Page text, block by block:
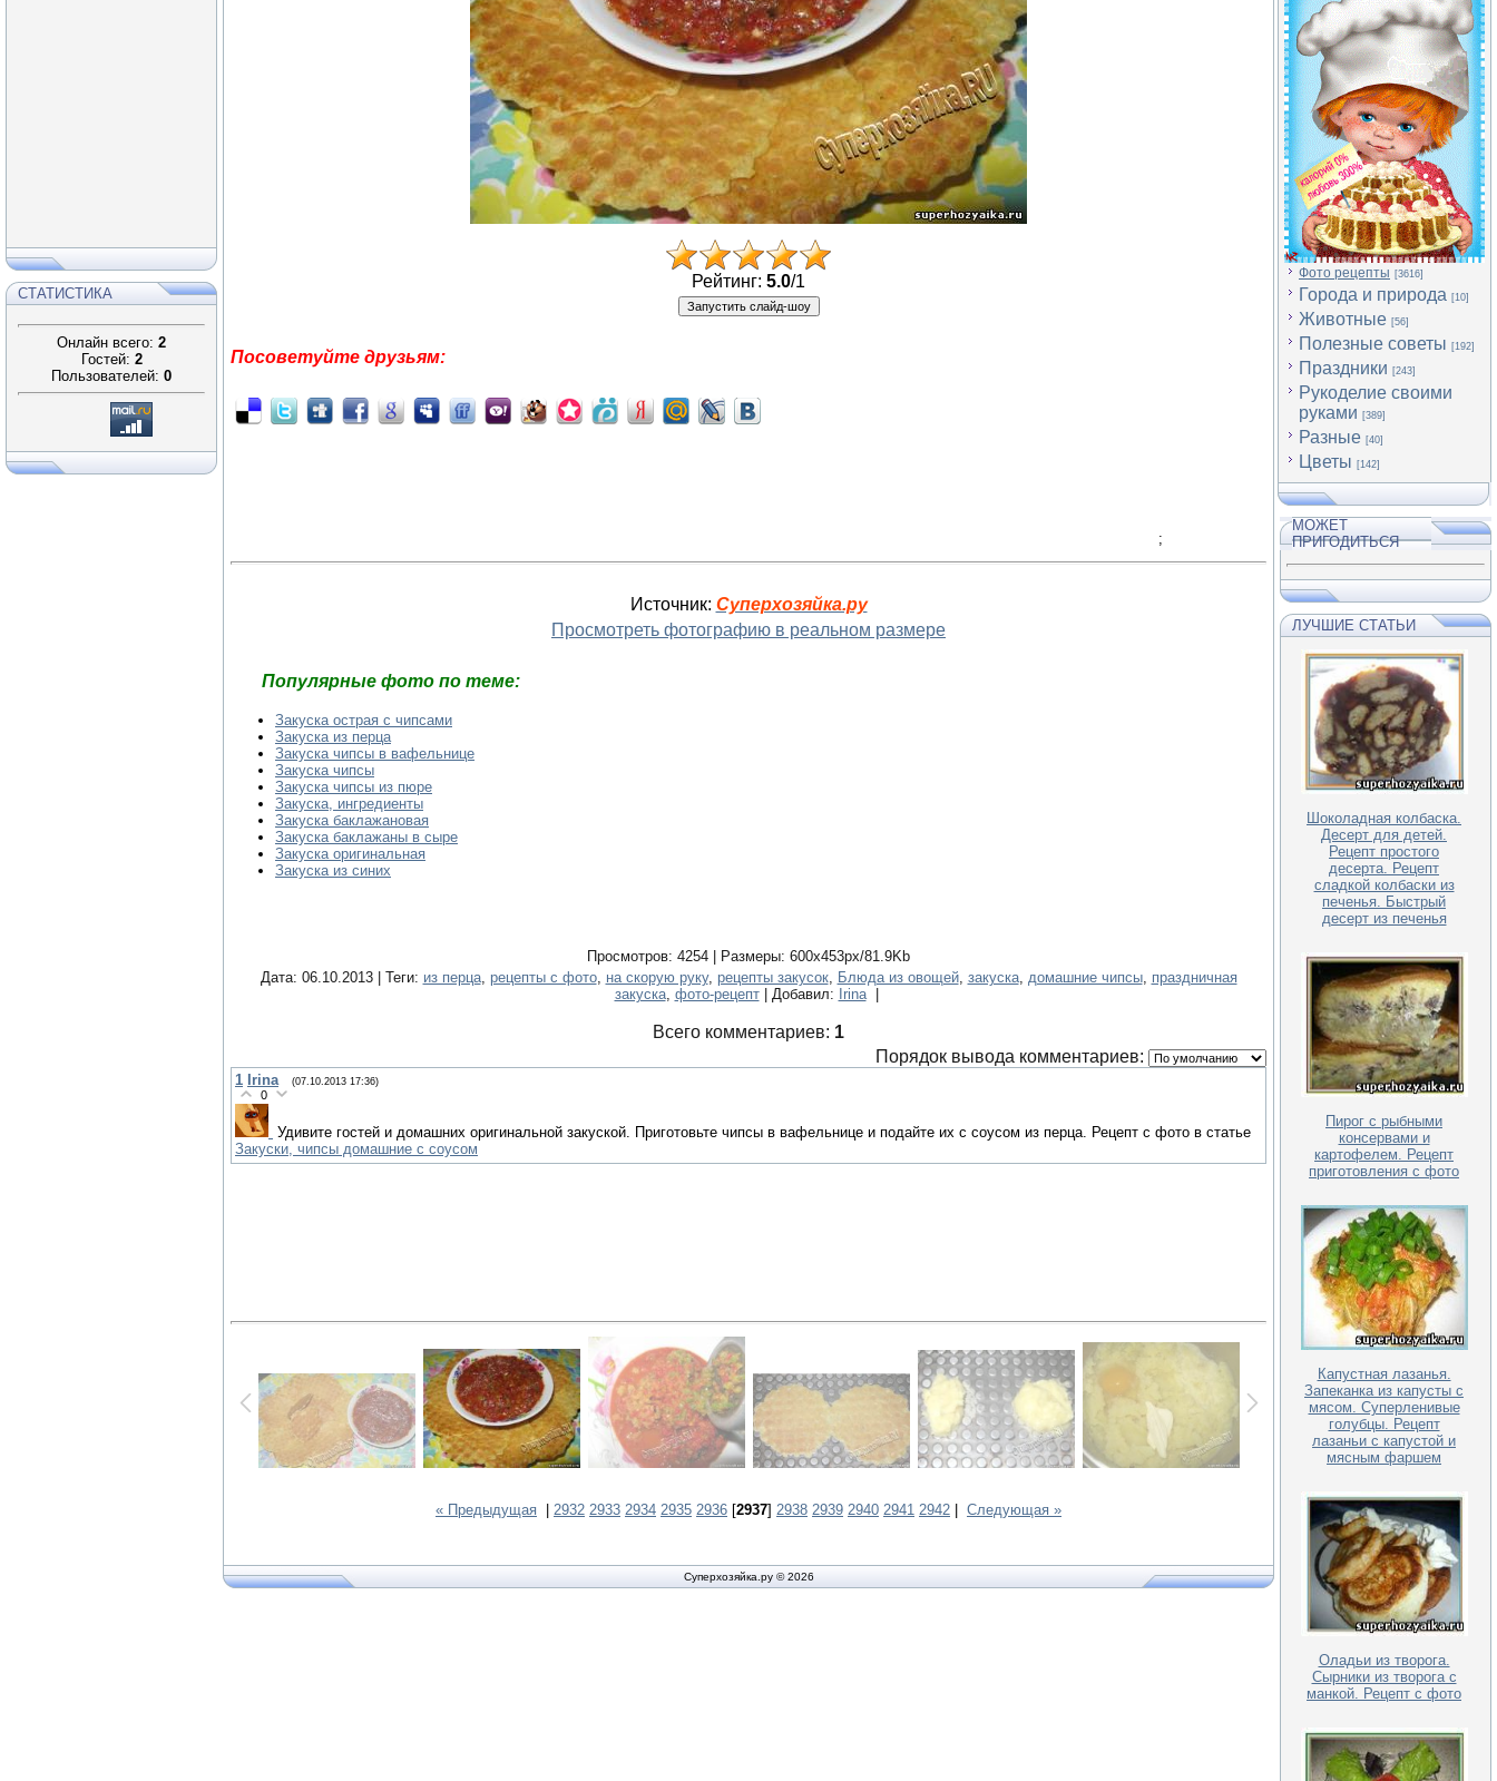
СТАТИСТИКА
Онлайн всего: 2
Гостей: 2
Пользователей: 0
Рейтинг: 5.0/1
Посоветуйте друзьям:
;
Источник: Суперхозяйка.ру
Просмотреть фотографию в реальном размере
Популярные фото по теме:
Закуска острая с чипсами
Закуска из перца
Закуска чипсы в вафельнице
Закуска чипсы
Закуска чипсы из пюре
Закуска, ингредиенты
Закуска баклажановая
Закуска баклажаны в сыре
Закуска оригинальная
Закуска из синих
Просмотров: 4254 | Размеры: 600x453px/81.9Kb
Дата: 06.10.2013 | Теги: из перца, рецепты с фото, на скорую руку, рецепты закусок, Блюда из овощей, закуска, домашние чипсы, праздничная
закуска, фото-рецепт| Добавил: Irina|
Всего комментариев: 1
Порядок вывода комментариев:
1 Irina (07.10.2013 17:36)
0
Удивите гостей и домашних оригинальной закуской. Приготовьте чипсы в вафельнице и подайте их с соусом из перца. Рецепт с фото в статье
Закуски, чипсы домашние с соусом
« Предыдущая 2932 2933 2934 2935 2936 [2937] 2938 2939 2940 2941 2942 Следующая »
Суперхозяйка.ру © 2026
Фото рецепты [3616]
Города и природа [10]
Животные [56]
Полезные советы [192]
Праздники [243]
Рукоделие своими
руками [389]
Разные [40]
Цветы [142]
МОЖЕТ
ПРИГОДИТЬСЯ
ЛУЧШИЕ СТАТЬИ
Шоколадная колбаска.
Десерт для детей.
Рецепт простого
десерта. Рецепт
сладкой колбаски из
печенья. Быстрый
десерт из печенья
Пирог с рыбными
консервами и
картофелем. Рецепт
приготовления с фото
Капустная лазанья.
Запеканка из капусты с
мясом. Суперленивые
голубцы. Рецепт
лазаньи с капустой и
мясным фаршем
Оладьи из творога.
Сырники из творога с
манкой. Рецепт с фото